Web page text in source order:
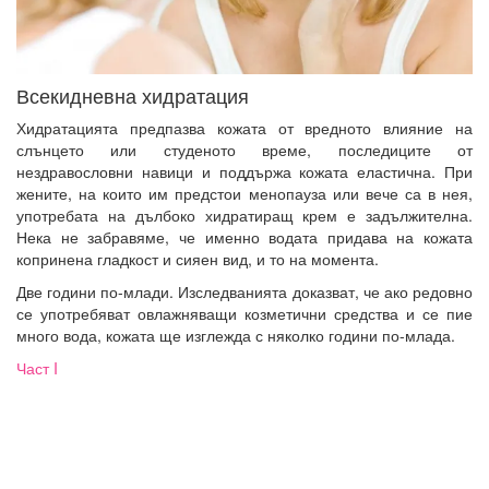
Всекидневна хидратация
Хидратацията предпазва кожата от вредното влияние на
слънцето или студеното време, последиците от
нездравословни навици и поддържа кожата еластична. При
жените, на които им предстои менопауза или вече са в нея,
употребата на дълбоко хидратиращ крем е задължителна.
Нека не забравяме, че именно водата придава на кожата
копринена гладкост и сияен вид, и то на момента.
Две години по-млади. Изследванията доказват, че ако редовно
се употребяват овлажняващи козметични средства и се пие
много вода, кожата ще изглежда с няколко години по-млада.
Част I